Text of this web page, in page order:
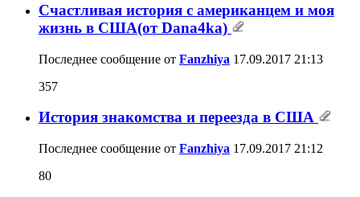
Счастливая история с американцем и моя
жизнь в США(от Dana4ka)
Последнее сообщение от Fanzhiya 17.09.2017 21:13
357
История знакомства и переезда в США
Последнее сообщение от Fanzhiya 17.09.2017 21:12
80